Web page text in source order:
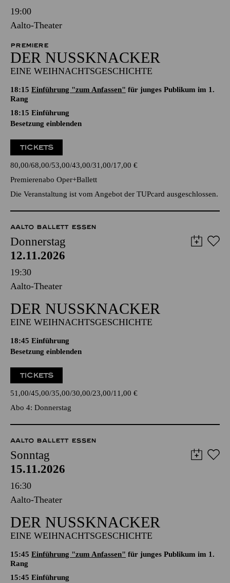
19:00
Aalto-Theater
PREMIERE
DER NUSSKNACKER
EINE WEIHNACHTSGESCHICHTE
18:15 Einführung "zum Anfassen" für junges Publikum im 1.
Rang
18:15 Einführung
Besetzung einblenden
TICKETS
80,00 68,00 53,00 43,00 31,00 17,00 €
Premierenabo Oper+Ballett
Die Veranstaltung ist vom Angebot der TUPcard ausgeschlossen.
AALTO BALLETT ESSEN
Donnerstag
12.11.2026
19:30
Aalto-Theater
DER NUSSKNACKER
EINE WEIHNACHTSGESCHICHTE
18:45 Einführung
Besetzung einblenden
TICKETS
51,00 45,00 35,00 30,00 23,00 11,00 €
Abo 4: Donnerstag
AALTO BALLETT ESSEN
Sonntag
15.11.2026
16:30
Aalto-Theater
DER NUSSKNACKER
EINE WEIHNACHTSGESCHICHTE
15:45 Einführung "zum Anfassen" für junges Publikum im 1.
Rang
15:45 Einführung